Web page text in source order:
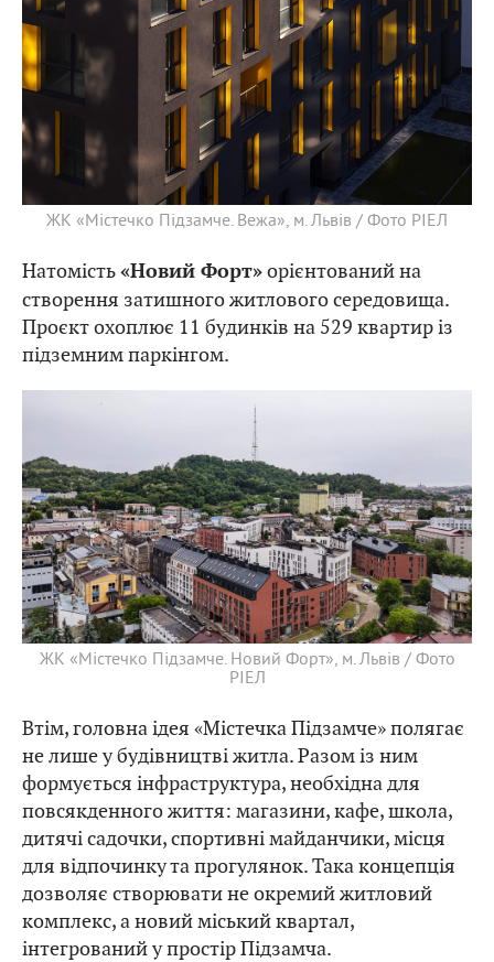
ЖК «Містечко Підзамче. Вежа», м. Львів / Фото РІЕЛ
Натомість«Новий Форт»орієнтований на
створення затишного житлового середовища.
Проєкт охоплює 11 будинків на 529 квартир із
підземним паркінгом.
ЖК «Містечко Підзамче. Новий Форт», м. Львів / Фото
РІЕЛ
Втім, головна ідея «Містечка Підзамче» полягає
не лише у будівництві житла. Разом із ним
формується інфраструктура, необхідна для
повсякденного життя: магазини, кафе, школа,
дитячі садочки, спортивні майданчики, місця
для відпочинку та прогулянок. Така концепція
дозволяє створювати не окремий житловий
комплекс, а новий міський квартал,
інтегрований у простір Підзамча.